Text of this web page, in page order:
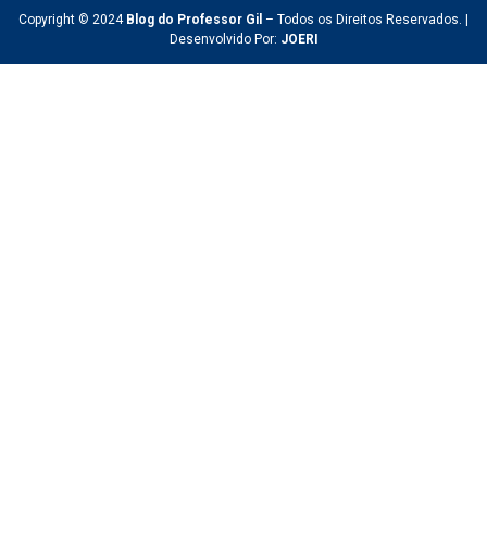
Copyright © 2024 Blog do Professor Gil – Todos os Direitos Reservados. |
Desenvolvido Por: JOERI